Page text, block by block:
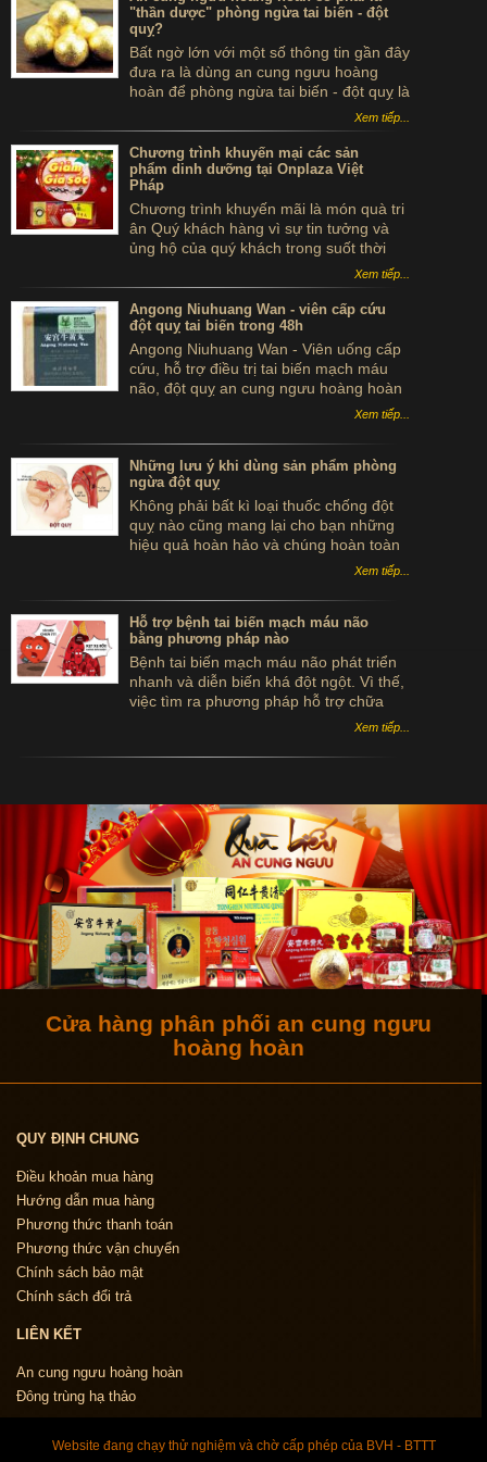
"thần dược" phòng ngừa tai biến - đột
quỵ?
Bất ngờ lớn với một số thông tin gần đây
đưa ra là dùng an cung ngưu hoàng
hoàn để phòng ngừa tai biến - đột quỵ là
...tự sát. Thực hư sản phẩm này ra sao,
có thể dùng để phòng tai biến - đột quỵ
không?
Xem tiếp...
Chương trình khuyến mại các sản
phẩm dinh dưỡng tại Onplaza Việt
Pháp
Chương trình khuyến mãi là món quà tri
ân Quý khách hàng vì sự tin tưởng và
ủng hộ của quý khách trong suốt thời
Xem tiếp...
Angong Niuhuang Wan - viên cấp cứu
đột quỵ tai biến trong 48h
Angong Niuhuang Wan - Viên uống cấp
cứu, hỗ trợ điều trị tai biến mạch máu
não, đột quỵ an cung ngưu hoàng hoàn
hộp gỗ màu xanh bắc kinh đồng nhân
Xem tiếp...
Những lưu ý khi dùng sản phẩm phòng
ngừa đột quỵ
Không phải bất kì loại thuốc chống đột
quỵ nào cũng mang lại cho bạn những
hiệu quả hoàn hảo và chúng hoàn toàn
không phải là những " tiên dược" để
Dưới đây là những lưu ý khi dùng thuốc
chống đột quỵ mà bạn cần tham khảo
để sử dụng tốt hơn.
Xem tiếp...
Hỗ trợ bệnh tai biến mạch máu não
bằng phương pháp nào
Bệnh tai biến mạch máu não phát triển
nhanh và diễn biến khá đột ngột. Vì thế,
việc tìm ra phương pháp hỗ trợ chữa
bệnh tai biến mạch máu não kịp thời và
lưỡi hái tử thần" do căn bệnh này mang
nhất?
Xem tiếp...
Cửa hàng phân phối an cung ngưu
hoàng hoàn
QUY ĐỊNH CHUNG
Điều khoản mua hàng
Hướng dẫn mua hàng
Phương thức thanh toán
Phương thức vận chuyển
Chính sách bảo mật
Chính sách đổi trả
LIÊN KẾT
An cung ngưu hoàng hoàn
Đông trùng hạ thảo
Website đang chạy thử nghiệm và chờ cấp phép của BVH - BTTT